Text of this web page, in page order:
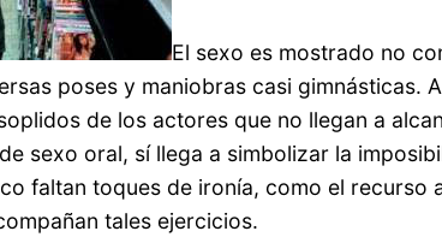
El sexo es mostrado no
poses y maniobras casi gimnásticas.
de los actores que no llegan a
sexo oral, sí llega a simbolizar la
faltan toques de ironía, como el
tales ejercicios.